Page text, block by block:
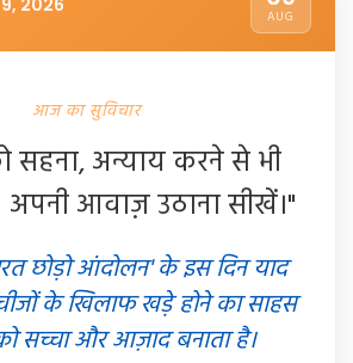
AUG
आज का सुविचार
सहना, अन्याय करने से भी
अपनी आवाज़ उठाना सीखें।"
छोड़ो आंदोलन' के इस दिन याद
के खिलाफ खड़े होने का साहस
सच्चा और आज़ाद बनाता है।